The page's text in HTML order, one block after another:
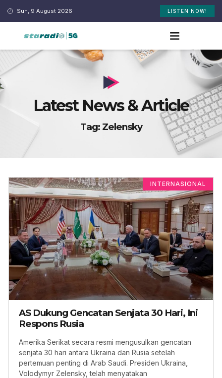
Sun, 9 August 2026 LISTEN NOW!
Latest News & Article
Tag: Zelensky
INTERNASIONAL
AS Dukung Gencatan Senjata 30 Hari, Ini
Respons Rusia
Amerika Serikat secara resmi mengusulkan gencatan
senjata 30 hari antara Ukraina dan Rusia setelah
pertemuan penting di Arab Saudi. Presiden Ukraina,
Volodymyr Zelensky, telah menyatakan